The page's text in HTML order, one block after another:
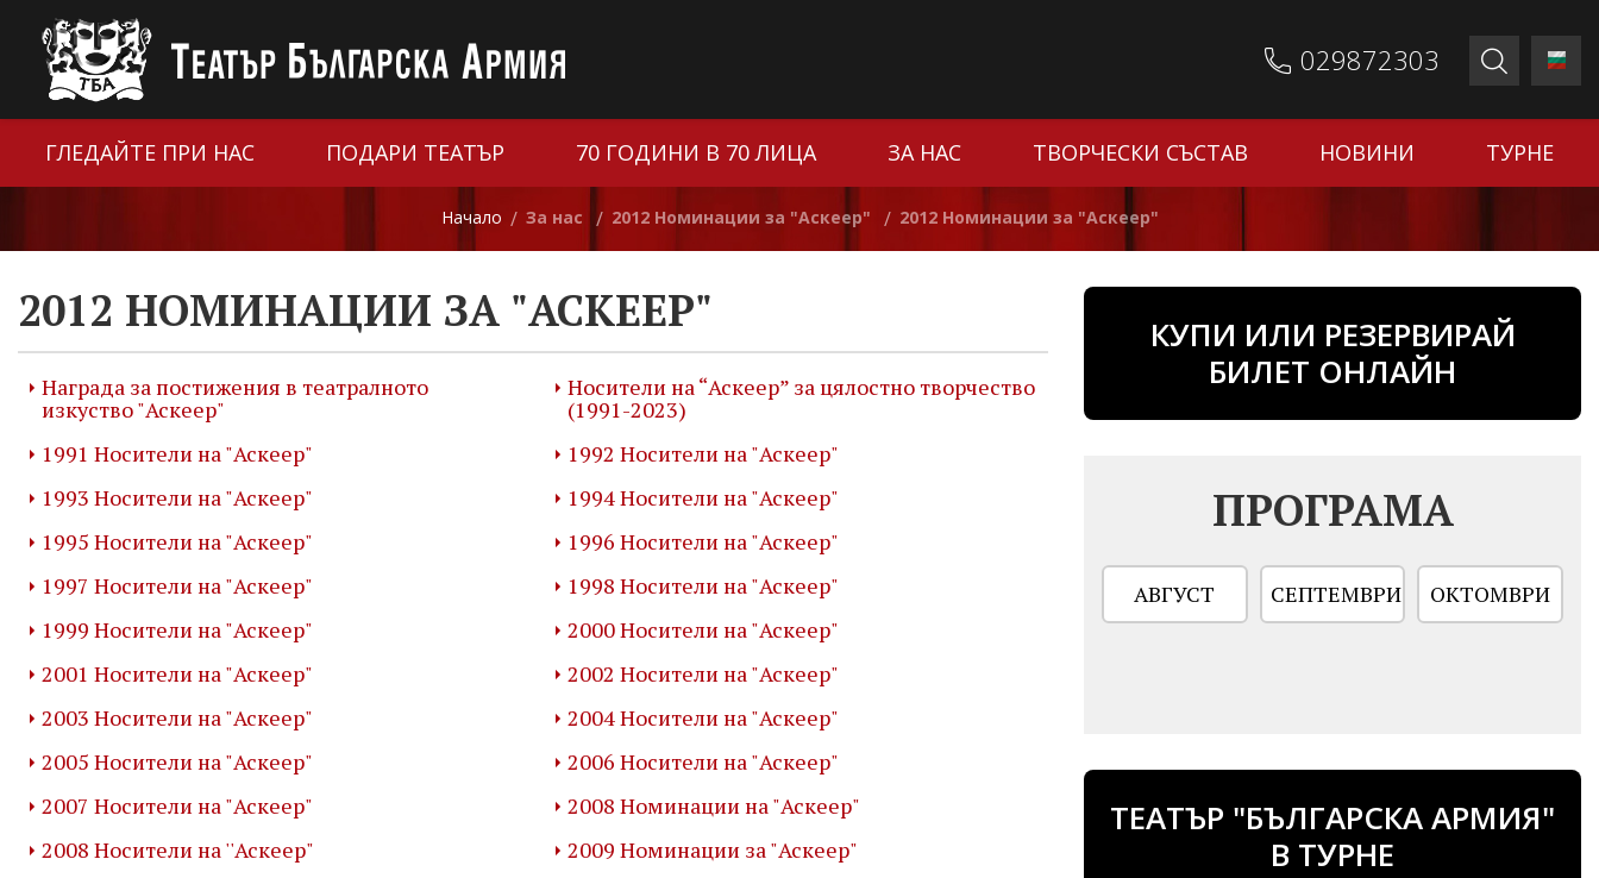
029872303
ГЛЕДАЙТЕ ПРИ НАС ПОДАРИ ТЕАТЪР 70 ГОДИНИ В 70 ЛИЦА ЗА НАС ТВОРЧЕСКИ СЪСТАВ НОВИНИ ТУРНЕ
Начало / За нас / 2012 Номинации за "Аскеер" / 2012 Номинации за "Аскеер"
2012 НОМИНАЦИИ ЗА "АСКЕЕР"
Награда за постижения в театралното
изкуство "Аскеер"
Носители на “Аскеер” за цялостно творчество
(1991-2023)
1991 Носители на "Аскеер"
1992 Носители на "Аскеер"
1993 Носители на "Аскеер"
1994 Носители на "Аскеер"
1995 Носители на "Аскеер"
1996 Носители на "Аскеер"
1997 Носители на "Аскеер"
1998 Носители на "Аскеер"
1999 Носители на "Аскеер"
2000 Носители на "Аскеер"
2001 Носители на "Аскеер"
2002 Носители на "Аскеер"
2003 Носители на "Аскеер"
2004 Носители на "Аскеер"
2005 Носители на "Аскеер"
2006 Носители на "Аскеер"
2007 Носители на "Аскеер"
2008 Номинации на "Аскеер"
2008 Носители на ''Аскеер"
2009 Номинации за "Аскеер"
КУПИ ИЛИ РЕЗЕРВИРАЙ
БИЛЕТ ОНЛАЙН
ПРОГРАМА
АВГУСТ СЕПТЕМВРИ ОКТОМВРИ
ТЕАТЪР "БЪЛГАРСКА АРМИЯ"
В ТУРНЕ